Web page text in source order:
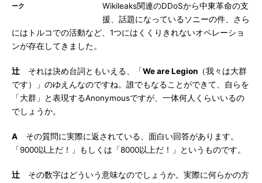
ーク
Wikileaks関連のDDoSから中東革命の支
援、話題になっているソニーの件、さら
にはトルコでの活動など、1つにはくくりきれないオペレーショ
ンが存在してきました。
辻 それは決め台詞ともいえる、「We are Legion （我々は大群
です）」のゆえんなのですね。誰でもなることができて、自らを
「大群」と表現するAnonymousですが、一体何人くらいいるの
でしょうか。
A その質問に実際に返されている、面白い回答があります。
「9000以上だ！」もしくは「8000以上だ！」というものです。
辻 その数字はどういう意味なのでしょうか。実際に何らかの方